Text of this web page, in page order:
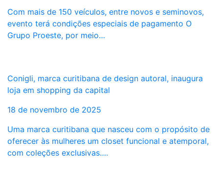
Com mais de 150 veículos, entre novos e seminovos,
evento terá condições especiais de pagamento O
Grupo Proeste, por meio…
Conigli, marca curitibana de design autoral, inaugura
loja em shopping da capital
18 de novembro de 2025
Uma marca curitibana que nasceu com o propósito de
oferecer às mulheres um closet funcional e atemporal,
com coleções exclusivas….